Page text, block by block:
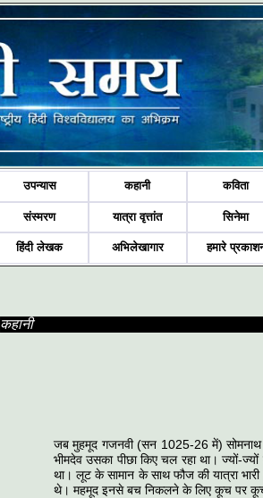
उपन्यास कहानी कविता
संस्मरण यात्रा वृत्तांत सिनेमा
हिंदी लेखक अभिलेखागार हमारे
कहानी
जब मुहमूद गजनवी (सन 1025-26 में) सोमनाथ
भीमदेव उसका पीछा किए चल रहा था। ज्यों-
था। लूट के सामान के साथ फौज की यात्रा
थे। महमूद इनसे बच निकलने के लिए कूच पर